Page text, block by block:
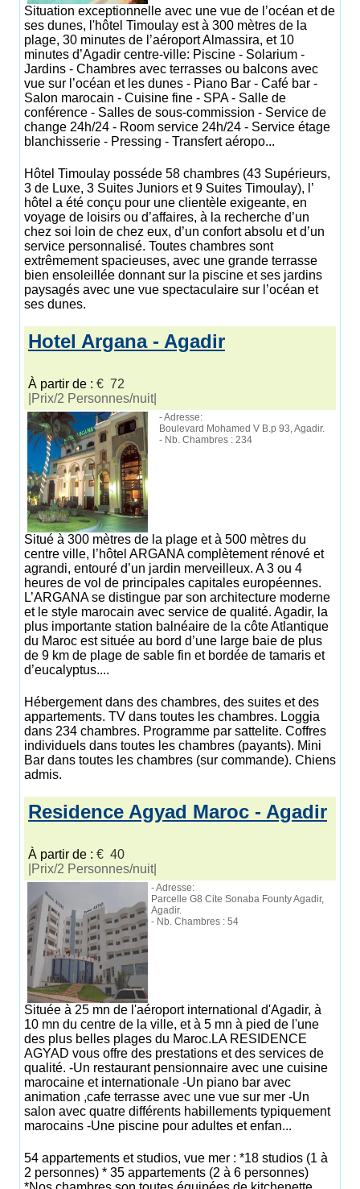
Situation exceptionnelle avec une vue de l’océan et de
ses dunes, l'hôtel Timoulay est à 300 mètres de la
plage, 30 minutes de l’aéroport Almassira, et 10
minutes d’Agadir centre-ville: Piscine - Solarium -
Jardins - Chambres avec terrasses ou balcons avec
vue sur l’océan et les dunes - Piano Bar - Café bar -
Salon marocain - Cuisine fine - SPA - Salle de
conférence - Salles de sous-commission - Service de
change 24h/24 - Room service 24h/24 - Service étage
blanchisserie - Pressing - Transfert aéropo...
Hôtel Timoulay posséde 58 chambres (43 Supérieurs,
3 de Luxe, 3 Suites Juniors et 9 Suites Timoulay), l’
hôtel a été conçu pour une clientèle exigeante, en
voyage de loisirs ou d’affaires, à la recherche d’un
chez soi loin de chez eux, d’un confort absolu et d’un
service personnalisé. Toutes chambres sont
extrêmement spacieuses, avec une grande terrasse
bien ensoleillée donnant sur la piscine et ses jardins
paysagés avec une vue spectaculaire sur l’océan et
ses dunes.
Hotel Argana - Agadir
À partir de : € 72
|Prix/2 Personnes/nuit|
- Adresse:
Boulevard Mohamed V B.p 93, Agadir.
- Nb. Chambres : 234
Situé à 300 mètres de la plage et à 500 mètres du
centre ville, l’hôtel ARGANA complètement rénové et
agrandi, entouré d’un jardin merveilleux. A 3 ou 4
heures de vol de principales capitales européennes.
L’ARGANA se distingue par son architecture moderne
et le style marocain avec service de qualité. Agadir, la
plus importante station balnéaire de la côte Atlantique
du Maroc est située au bord d’une large baie de plus
de 9 km de plage de sable fin et bordée de tamaris et
d’eucalyptus....
Hébergement dans des chambres, des suites et des
appartements. TV dans toutes les chambres. Loggia
dans 234 chambres. Programme par sattelite. Coffres
individuels dans toutes les chambres (payants). Mini
Bar dans toutes les chambres (sur commande). Chiens
admis.
Residence Agyad Maroc - Agadir
À partir de : € 40
|Prix/2 Personnes/nuit|
- Adresse:
Parcelle G8 Cite Sonaba Founty Agadir,
Agadir.
- Nb. Chambres : 54
Située à 25 mn de l'aéroport international d'Agadir, à
10 mn du centre de la ville, et à 5 mn à pied de l'une
des plus belles plages du Maroc.LA RESIDENCE
AGYAD vous offre des prestations et des services de
qualité. -Un restaurant pensionnaire avec une cuisine
marocaine et internationale -Un piano bar avec
animation ,cafe terrasse avec une vue sur mer -Un
salon avec quatre différents habillements typiquement
marocains -Une piscine pour adultes et enfan...
54 appartements et studios, vue mer : *18 studios (1 à
2 personnes) * 35 appartements (2 à 6 personnes)